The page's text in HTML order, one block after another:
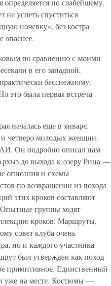
по слабейшему.
успеть спуститься
ночевку», без костра
опаснее.
по сравнению с моими
в его западной,
бесснежному.
это была первая встреча
началась еще в январе.
четверо молодых женщин.
Он подробно описал нам
до выхода к озеру Рица —
описания и схемы
по возвращении из похода
этих кроков составляют
группы ходят
кроков. Маршруты,
совет клуба очень
но и каждого участника
был утвержден как поход
примитивное. Единственный
уже на месте. Костюмы —